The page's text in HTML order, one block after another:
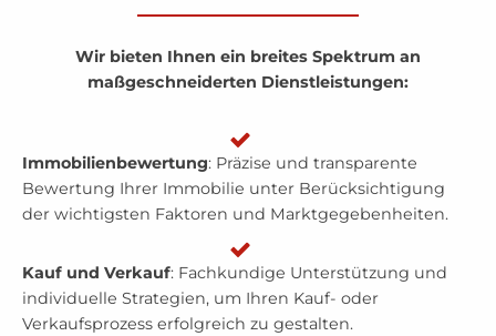
Wir bieten Ihnen ein breites Spektrum an
maßgeschneiderten Dienstleistungen:
Immobilienbewertung: Präzise und transparente
Bewertung Ihrer Immobilie unter Berücksichtigung
der wichtigsten Faktoren und Marktgegebenheiten.
Kauf und Verkauf: Fachkundige Unterstützung und
individuelle Strategien, um Ihren Kauf- oder
Verkaufsprozess erfolgreich zu gestalten.